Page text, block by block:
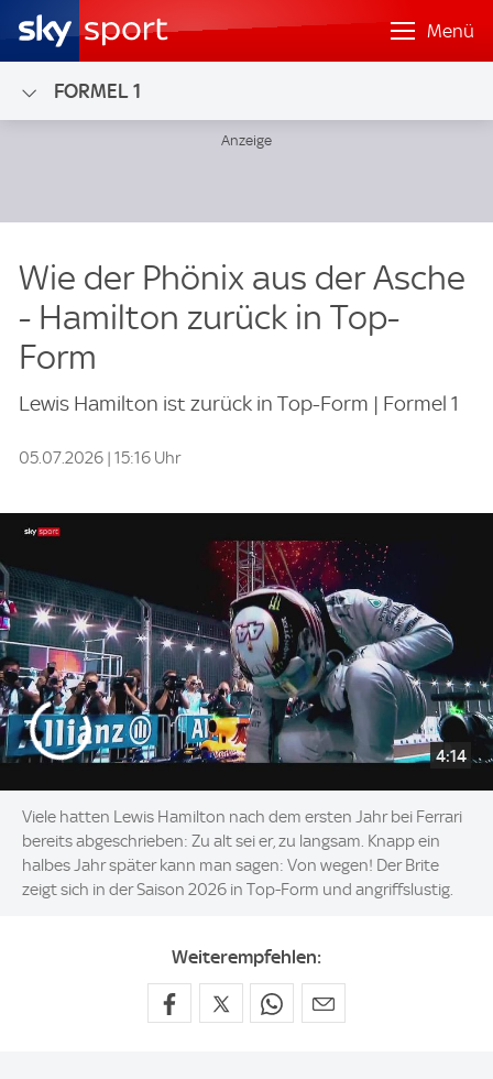
Menü
FORMEL 1
Wie der Phönix aus der Asche
- Hamilton zurück in Top-
Form
Lewis Hamilton ist zurück in Top-Form | Formel 1
05.07.2026 | 15:16 Uhr
4:14
Viele hatten Lewis Hamilton nach dem ersten Jahr bei Ferrari
bereits abgeschrieben: Zu alt sei er, zu langsam. Knapp ein
halbes Jahr später kann man sagen: Von wegen! Der Brite
zeigt sich in der Saison 2026 in Top-Form und angriffslustig.
Weiterempfehlen: